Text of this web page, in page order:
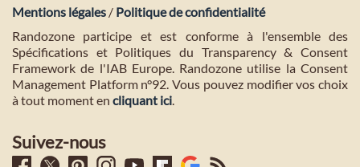
Mentions légales / Politique de confidentialité
Randozone participe et est conforme à l'ensemble des
Spécifications et Politiques du Transparency & Consent
Framework de l'IAB Europe. Randozone utilise la Consent
Management Platform n°92. Vous pouvez modifier vos choix
à tout moment en cliquant ici.
Suivez-nous